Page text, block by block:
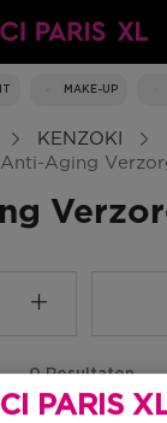
MAKE-UP
KENZOKI
Anti-Aging
0 Resultaten
ICI PARIS